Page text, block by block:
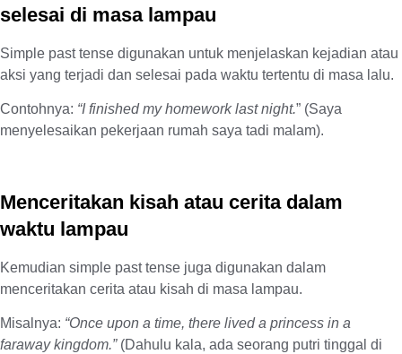
selesai di masa lampau
Simple past tense digunakan untuk menjelaskan kejadian atau
aksi yang terjadi dan selesai pada waktu tertentu di masa lalu.
Contohnya: “I finished my homework last night.” (Saya
menyelesaikan pekerjaan rumah saya tadi malam).
Menceritakan kisah atau cerita dalam
waktu lampau
Kemudian simple past tense juga digunakan dalam
menceritakan cerita atau kisah di masa lampau.
Misalnya: “Once upon a time, there lived a princess in a
faraway kingdom.”(Dahulu kala, ada seorang putri tinggal di